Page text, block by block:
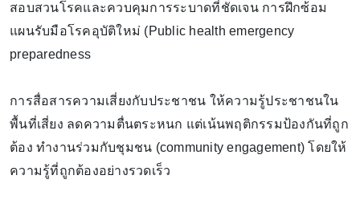
สอบสวนโรคและควบคุมการระบาดที่ชัดเจน การฝึกซ้อม
แผนรับมือโรคอุบัติใหม่ (Public health emergency
preparedness
การสื่อสารความเสี่ยงกับประชาชน ให้ความรู้ประชาชนใน
พื้นที่เสี่ยง ลดความตื่นตระหนก แต่เน้นพฤติกรรมป้องกันที่ถูก
ต้อง ทำงานร่วมกับชุมชน (community engagement) โดยให้
ความรู้ที่ถูกต้องอย่างรวดเร็ว